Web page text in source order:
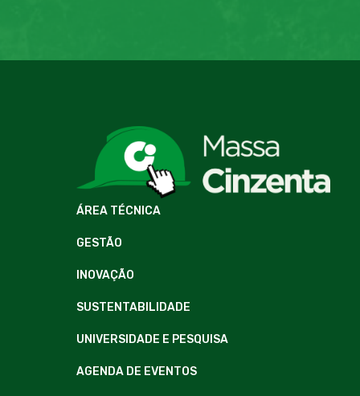
ÁREA TÉCNICA
GESTÃO
INOVAÇÃO
SUSTENTABILIDADE
UNIVERSIDADE E PESQUISA
AGENDA DE EVENTOS